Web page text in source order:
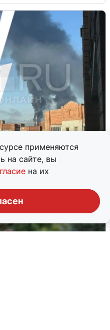
применяются
на сайте, вы
на их
Ярославль: